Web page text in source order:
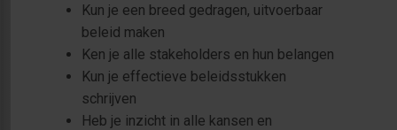
Kun je een breed gedragen, uitvoerbaar
beleid maken
Ken je alle stakeholders en hun belangen
Kun je effectieve beleidsstukken
schrijven
Heb je inzicht in alle kansen en